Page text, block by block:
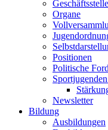
Geschäftsstelle
Organe
Positionen
Politische
Newsletter
Bildung
Ausbildungen